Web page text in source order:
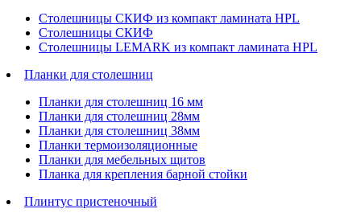
Столешницы СКИФ из компакт ламината HPL
Столешницы СКИФ
Столешницы LEMARK из компакт ламината HPL
Планки для столешниц
Планки для столешниц 16 мм
Планки для столешниц 28мм
Планки для столешниц 38мм
Планки термоизоляционные
Планки для мебельных щитов
Планка для крепления барной стойки
Плинтус пристеночный